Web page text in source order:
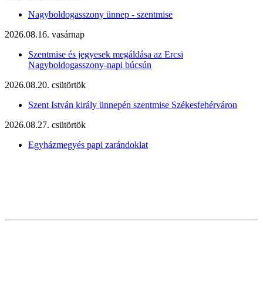
Nagyboldogasszony ünnep - szentmise
2026.08.16. vasárnap
Szentmise és jegyesek megáldása az Ercsi
Nagyboldogasszony-napi búcsún
2026.08.20. csütörtök
Szent István király ünnepén szentmise Székesfehérváron
2026.08.27. csütörtök
Egyházmegyés papi zarándoklat